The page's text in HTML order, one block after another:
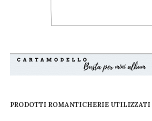
PRODOTTI ROMANTICHERIE UTILIZZATI